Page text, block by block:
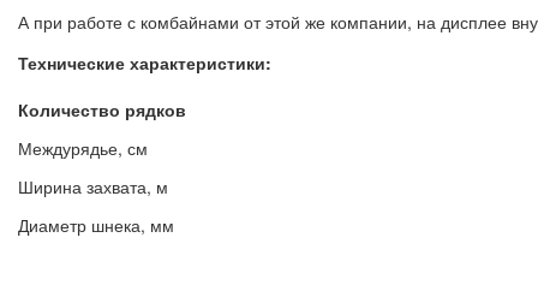
А при работе с комбайнами от этой же компании, на дисплее
Технические характеристики:
Количество рядков
Междурядье, см
Ширина захвата, м
Диаметр шнека, мм